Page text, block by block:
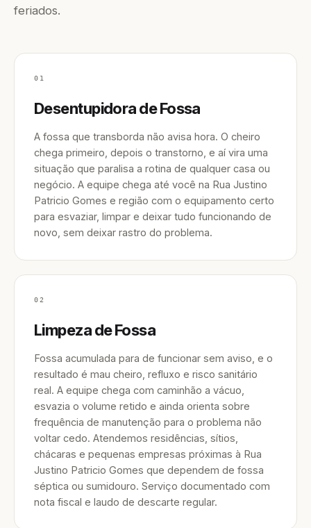
feriados.
01
Desentupidora de Fossa
A fossa que transborda não avisa hora. O cheiro
chega primeiro, depois o transtorno, e aí vira uma
situação que paralisa a rotina de qualquer casa ou
negócio. A equipe chega até você na Rua Justino
Patricio Gomes e região com o equipamento certo
para esvaziar, limpar e deixar tudo funcionando de
novo, sem deixar rastro do problema.
02
Limpeza de Fossa
Fossa acumulada para de funcionar sem aviso, e o
resultado é mau cheiro, refluxo e risco sanitário
real. A equipe chega com caminhão a vácuo,
esvazia o volume retido e ainda orienta sobre
frequência de manutenção para o problema não
voltar cedo. Atendemos residências, sítios,
chácaras e pequenas empresas próximas à Rua
Justino Patricio Gomes que dependem de fossa
séptica ou sumidouro. Serviço documentado com
nota fiscal e laudo de descarte regular.